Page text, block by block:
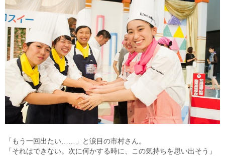
「もう一回出たい……」と涙目の市村さん。
「それはできない。次に何かする時に、この気持ちを思い出そう」